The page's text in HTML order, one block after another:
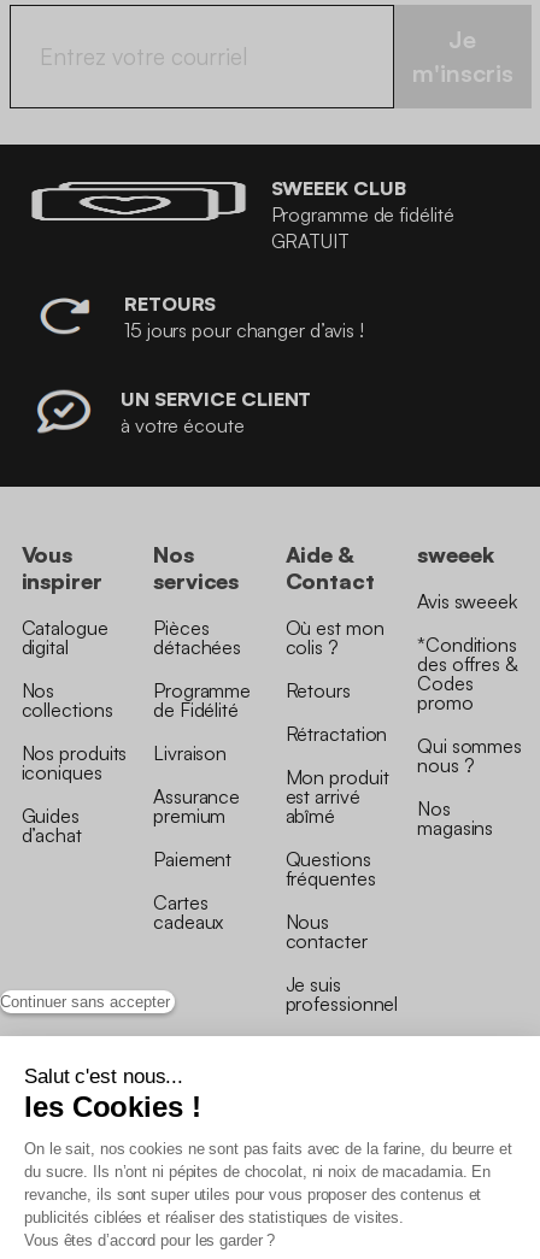
Continuer sans accepter
Salut c'est nous...
les Cookies !
On le sait, nos cookies ne sont pas faits avec de la farine, du beurre et
du sucre. Ils n’ont ni pépites de chocolat, ni noix de macadamia. En
revanche, ils sont super utiles pour vous proposer des contenus et
publicités ciblées et réaliser des statistiques de visites.
Vous êtes d’accord pour les garder ?
Je
m'inscris
SWEEEK CLUB
Programme de fidélité
GRATUIT
RETOURS
15 jours pour changer d’avis !
UN SERVICE CLIENT
à votre écoute
Vous
inspirer
Catalogue
digital
Nos
collections
Nos produits
iconiques
Guides
d’achat
Nos
services
Pièces
détachées
Programme
de Fidélité
Livraison
Assurance
premium
Paiement
Cartes
cadeaux
Aide &
Contact
Où est mon
colis ?
Retours
Rétractation
Mon produit
est arrivé
abîmé
Questions
fréquentes
Nous
contacter
Je suis
professionnel
sweeek
Avis sweeek
*Conditions
des offres &
Codes
promo
Qui sommes
nous ?
Nos
magasins
Conditions générales de vente
Conditions générales du programme de fidélité
Charte de données personnelles
Conditions générales de vente Pro
Déclaration d’accessibilité